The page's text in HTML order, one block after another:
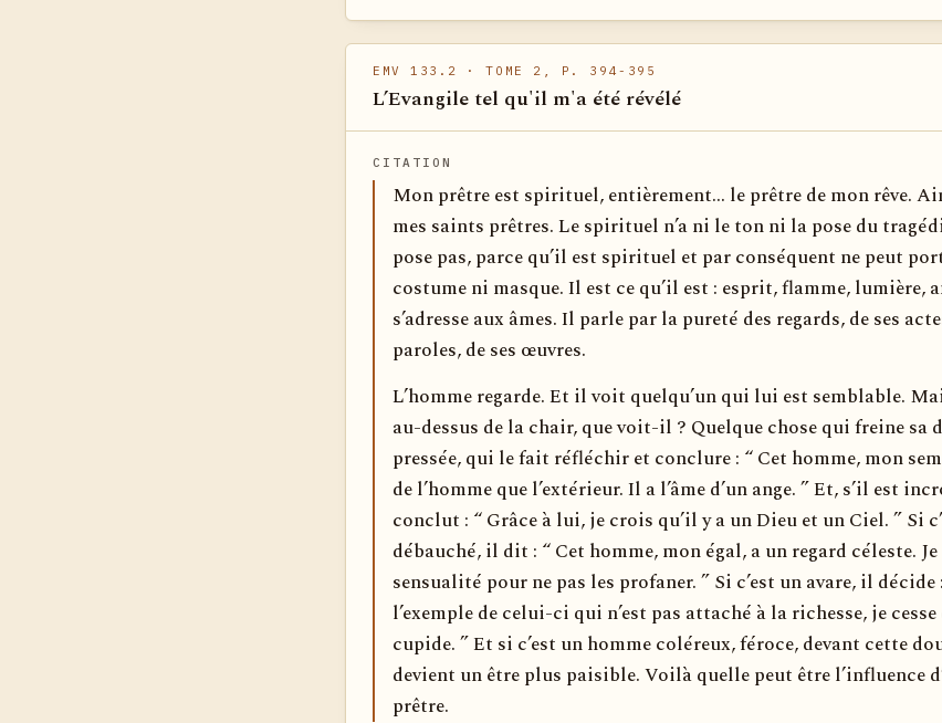
EMV 133.2 · TOME 2, P. 394-395
L’Evangile tel qu'il m'a été révélé
CITATION
Mon prêtre est spirituel, entièrement… le prêtre de mon rêve.
mes saints prêtres. Le spirituel n’a ni le ton ni la pose du
pose pas, parce qu’il est spirituel et par conséquent ne peut
costume ni masque. Il est ce qu’il est : esprit, flamme, lumière,
s’adresse aux âmes. Il parle par la pureté des regards, de ses
paroles, de ses œuvres.
L’homme regarde. Et il voit quelqu’un qui lui est semblable.
au-dessus de la chair, que voit-il ? Quelque chose qui freine sa
pressée, qui le fait réfléchir et conclure : “ Cet homme, mon
de l’homme que l’extérieur. Il a l’âme d’un ange. ” Et, s’il est
conclut : “ Grâce à lui, je crois qu’il y a un Dieu et un Ciel. ” Si
débauché, il dit : “ Cet homme, mon égal, a un regard céleste.
sensualité pour ne pas les profaner. ” Si c’est un avare, il décide
l’exemple de celui-ci qui n’est pas attaché à la richesse, je cesse
cupide. ” Et si c’est un homme coléreux, féroce, devant cette
devient un être plus paisible. Voilà quelle peut être l’influence
prêtre.